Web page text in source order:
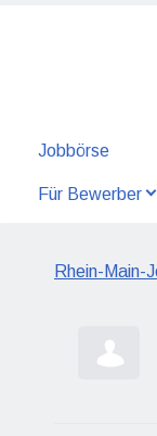
Jobbörse
Für Bewerber
Rhein-Main-